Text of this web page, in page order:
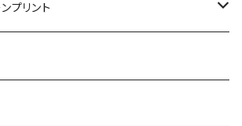
プリント